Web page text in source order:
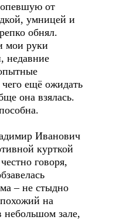
от
умницей и
обнял.
мои руки
недавние
ещё ожидать
она взялась.
Иванович
курткой
говоря,
– не стыдно
на
небольшом зале,